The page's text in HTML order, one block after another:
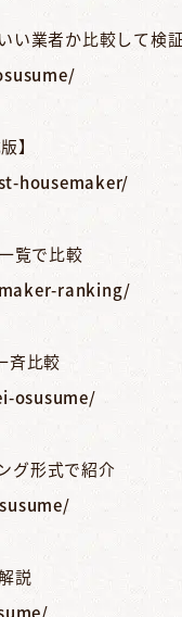
い業者か比較して検
】
housemaker/
覧で比較
ranking/
斉比較
osusume/
グ形式で紹介
説